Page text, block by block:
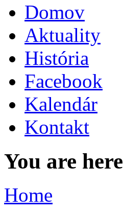
Domov
Aktuality
História
Facebook
Kalendár
Kontakt
You are here
Home